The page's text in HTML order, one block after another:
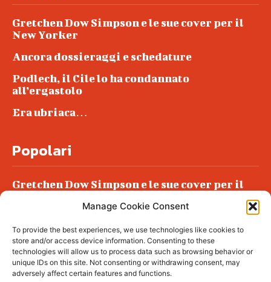
Manage Cookie Consent
To provide the best experiences, we use technologies like cookies to
store and/or access device information. Consenting to these
technologies will allow us to process data such as browsing behavior or
unique IDs on this site. Not consenting or withdrawing consent, may
adversely affect certain features and functions.
Gretchen Dow Simpson e le sue cover per il
New Yorker
Ancora dossieraggi e schedature
Podlech, il Cile lo ha condannato
all’ergastolo
Era ubriaca…
Popolari
Gretchen Dow Simpson e le sue cover per il
Podlech, il Cile lo ha condannato
all’ergastolo
Era ubriaca…